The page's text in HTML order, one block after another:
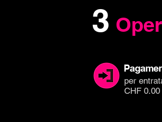
3
per entr
CHF 0.00